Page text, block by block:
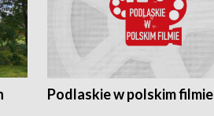
Podlaskie w polskim filmie